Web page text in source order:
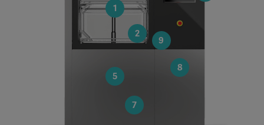
1
2
5
7
8
9